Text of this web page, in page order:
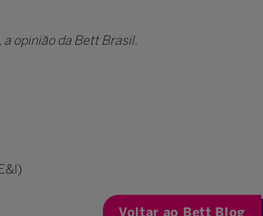
opinião da Bett Brasil.
Voltar ao Bett Blog